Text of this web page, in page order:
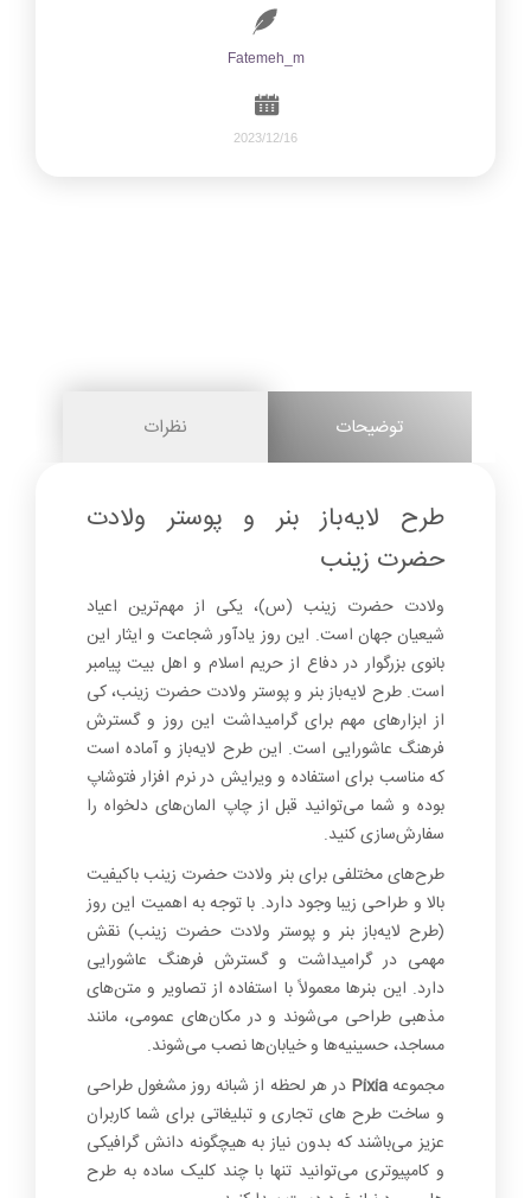
Fatemeh_m
2023/12/16
توضیحات نظرات
طرح لایه‌باز بنر و پوستر ولادت
حضرت زینب
ولادت حضرت زینب (س)، یکی از مهم‌ترین اعیاد
شیعیان جهان است. این روز یادآور شجاعت و ایثار این
بانوی بزرگوار در دفاع از حریم اسلام و اهل بیت پیامبر
است. طرح لایه‌باز بنر و پوستر ولادت حضرت زینب، کی
از ابزارهای مهم برای گرامیداشت این روز و گسترش
فرهنگ عاشورایی است. این طرح لایه‌باز و آماده است
که مناسب برای استفاده و ویرایش در نرم افزار فتوشاپ
بوده و شما می‌توانید قبل از چاپ المان‌های دلخواه را
سفارش‌سازی کنید.
طرح‌های مختلفی برای بنر ولادت حضرت زینب باکیفیت
بالا و طراحی زیبا وجود دارد. با توجه به اهمیت این روز
(طرح لایه‌باز بنر و پوستر ولادت حضرت زینب) نقش
مهمی در گرامیداشت و گسترش فرهنگ عاشورایی
دارد. این بنرها معمولاً با استفاده از تصاویر و متن‌های
مذهبی طراحی می‌شوند و در مکان‌های عمومی، مانند
مساجد، حسینیه‌ها و خیابان‌ها نصب می‌شوند.
مجموعهPixia در هر لحظه از شبانه روز مشغول طراحی
و ساخت طرح های تجاری و تبلیغاتی برای شما کاربران
عزیز می‌باشند که بدون نیاز به هیچگونه دانش گرافیکی
و کامپیوتری می‌توانید تنها با چند کلیک ساده به طرح